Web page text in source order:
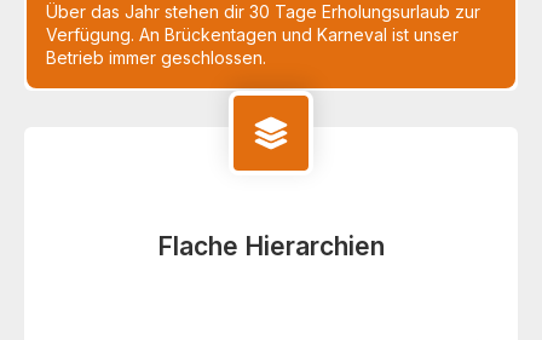
Über das Jahr stehen dir 30 Tage Erholungsurlaub zur
Verfügung. An Brückentagen und Karneval ist unser
Betrieb immer geschlossen.
Flache Hierarchien